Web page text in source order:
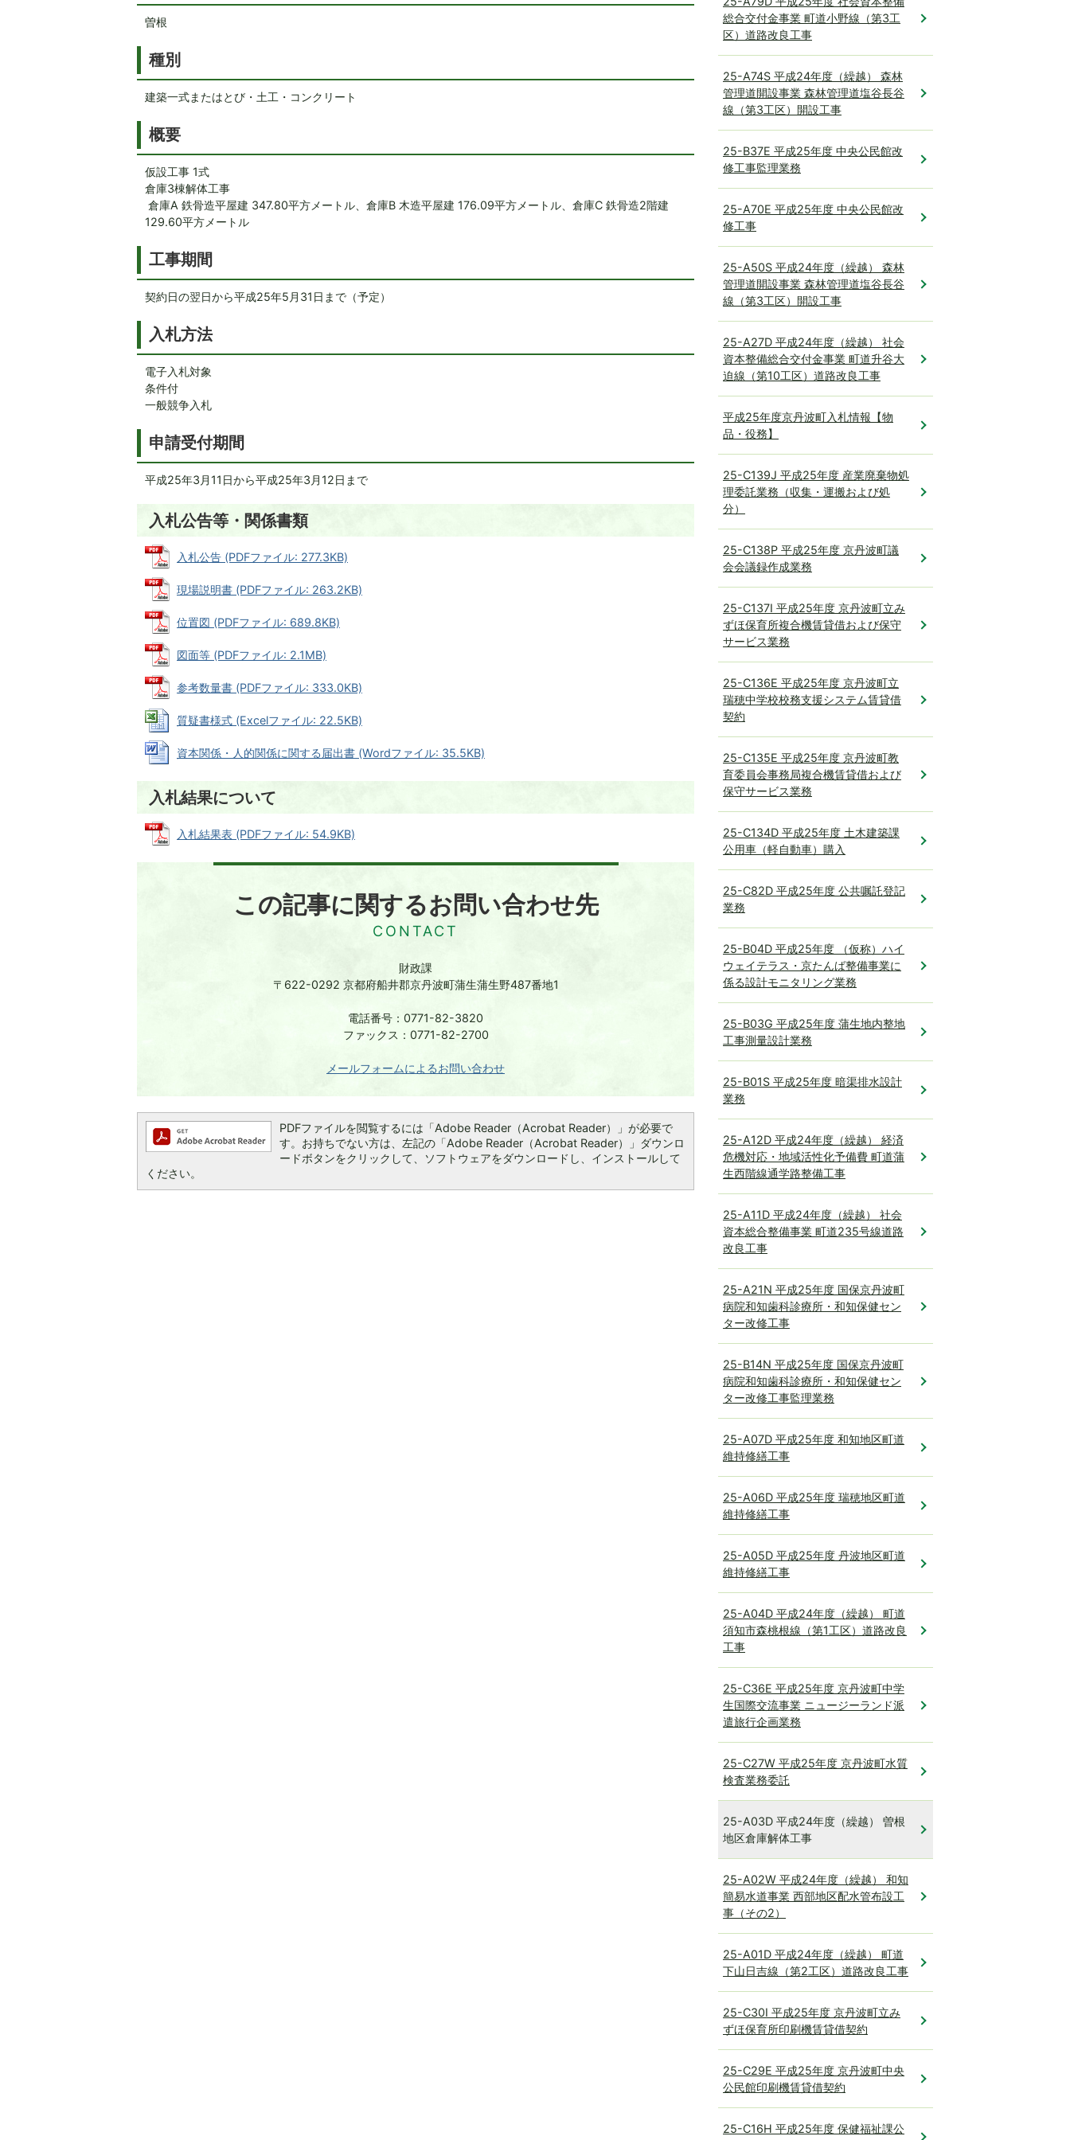
曽根
種別
建築一式またはとび・土工・コンクリート
概要
仮設工事 1式
倉庫3棟解体工事
倉庫A 鉄骨造平屋建 347.80平方メートル、倉庫B 木造平屋建 176.09平方メートル、倉庫C 鉄骨造2階建
129.60平方メートル
工事期間
契約日の翌日から平成25年5月31日まで（予定）
入札方法
電子入札対象
条件付
一般競争入札
申請受付期間
平成25年3月11日から平成25年3月12日まで
入札公告等・関係書類
入札公告 (PDFファイル: 277.3KB)
現場説明書 (PDFファイル: 263.2KB)
位置図 (PDFファイル: 689.8KB)
図面等 (PDFファイル: 2.1MB)
参考数量書 (PDFファイル: 333.0KB)
質疑書様式 (Excelファイル: 22.5KB)
資本関係・人的関係に関する届出書 (Wordファイル: 35.5KB)
入札結果について
入札結果表 (PDFファイル: 54.9KB)
この記事に関するお問い合わせ先
財政課
〒622-0292 京都府船井郡京丹波町蒲生蒲生野487番地1
電話番号：0771-82-3820
ファックス：0771-82-2700
メールフォームによるお問い合わせ
PDFファイルを閲覧するには「Adobe Reader（Acrobat Reader）」が必要で
す。お持ちでない方は、左記の「Adobe Reader（Acrobat Reader）」ダウンロ
ードボタンをクリックして、ソフトウェアをダウンロードし、インストールして
ください。
総合交付金事業 町道小野線（第3工
区）道路改良工事
25-A74S 平成24年度（繰越） 森林
管理道開設事業 森林管理道塩谷長谷
線（第3工区）開設工事
25-B37E 平成25年度 中央公民館改
修工事監理業務
25-A70E 平成25年度 中央公民館改
修工事
25-A50S 平成24年度（繰越） 森林
管理道開設事業 森林管理道塩谷長谷
線（第3工区）開設工事
25-A27D 平成24年度（繰越） 社会
資本整備総合交付金事業 町道升谷大
迫線（第10工区）道路改良工事
平成25年度京丹波町入札情報【物
品・役務】
25-C139J 平成25年度 産業廃棄物処
理委託業務（収集・運搬および処
分）
25-C138P 平成25年度 京丹波町議
会会議録作成業務
25-C137I 平成25年度 京丹波町立み
ずほ保育所複合機賃貸借および保守
サービス業務
25-C136E 平成25年度 京丹波町立
瑞穂中学校校務支援システム賃貸借
契約
25-C135E 平成25年度 京丹波町教
育委員会事務局複合機賃貸借および
保守サービス業務
25-C134D 平成25年度 土木建築課
公用車（軽自動車）購入
25-C82D 平成25年度 公共嘱託登記
業務
25-B04D 平成25年度 （仮称）ハイ
ウェイテラス・京たんば整備事業に
係る設計モニタリング業務
25-B03G 平成25年度 蒲生地内整地
工事測量設計業務
25-B01S 平成25年度 暗渠排水設計
業務
25-A12D 平成24年度（繰越） 経済
危機対応・地域活性化予備費 町道蒲
生西階線通学路整備工事
25-A11D 平成24年度（繰越） 社会
資本総合整備事業 町道235号線道路
改良工事
25-A21N 平成25年度 国保京丹波町
病院和知歯科診療所・和知保健セン
ター改修工事
25-B14N 平成25年度 国保京丹波町
病院和知歯科診療所・和知保健セン
ター改修工事監理業務
25-A07D 平成25年度 和知地区町道
維持修繕工事
25-A06D 平成25年度 瑞穂地区町道
維持修繕工事
25-A05D 平成25年度 丹波地区町道
維持修繕工事
25-A04D 平成24年度（繰越） 町道
須知市森桃根線（第1工区）道路改良
工事
25-C36E 平成25年度 京丹波町中学
生国際交流事業 ニュージーランド派
遣旅行企画業務
25-C27W 平成25年度 京丹波町水質
検査業務委託
25-A03D 平成24年度（繰越） 曽根
地区倉庫解体工事
25-A02W 平成24年度（繰越） 和知
簡易水道事業 西部地区配水管布設工
事（その2）
25-A01D 平成24年度（繰越） 町道
下山日吉線（第2工区）道路改良工事
25-C30I 平成25年度 京丹波町立み
ずほ保育所印刷機賃貸借契約
25-C29E 平成25年度 京丹波町中央
公民館印刷機賃貸借契約
25-C16H 平成25年度 保健福祉課公